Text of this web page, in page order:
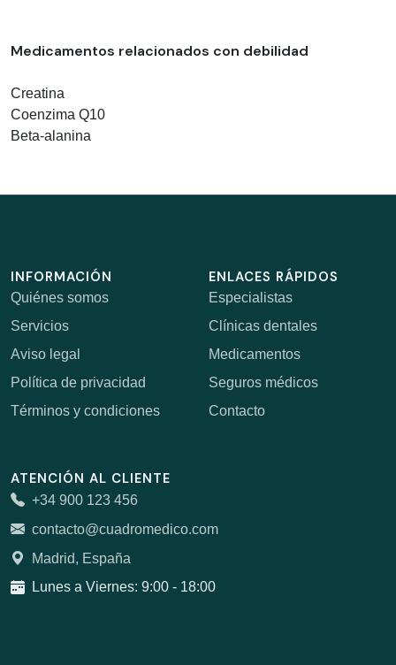
Medicamentos relacionados con debilidad
Creatina
Coenzima Q10
Beta-alanina
INFORMACIÓN
Quiénes somos
Servicios
Aviso legal
Política de privacidad
Términos y condiciones
ENLACES RÁPIDOS
Especialistas
Clínicas dentales
Medicamentos
Seguros médicos
Contacto
ATENCIÓN AL CLIENTE
+34 900 123 456
contacto@cuadromedico.com
Madrid, España
Lunes a Viernes: 9:00 - 18:00